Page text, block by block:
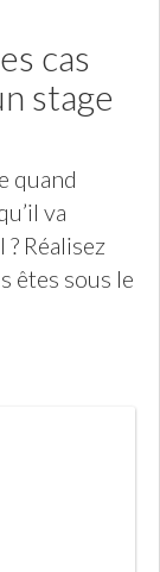
cas
stage
quand
va
Réalisez
êtes sous le